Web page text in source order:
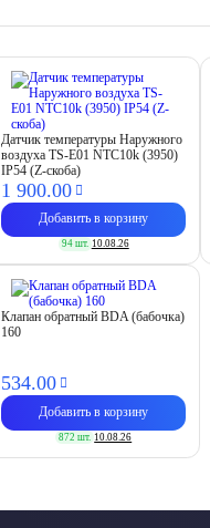
Датчик температуры Наружного
воздуха TS-E01 NTC10k (3950)
IP54 (Z-скоба)
1 900.00
Добавить в корзину
94 шт. 10.08.26
Клапан обратный BDA (бабочка)
160
534.00
Добавить в корзину
872 шт. 10.08.26